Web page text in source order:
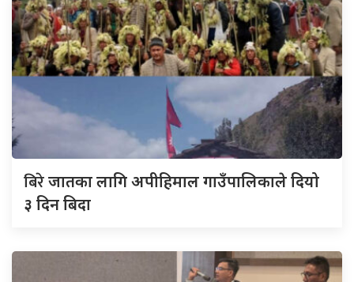
बिरेजातका लागि अपीहिमाल गाउँपालिकाले दियो
३ दिन बिदा